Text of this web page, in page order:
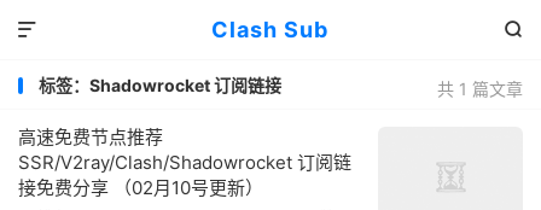
Clash Sub 

共 1 篇文章
标签：Shadowrocket 订阅链接
高速免费节点推荐
SSR/V2ray/Clash/Shadowrocket 订阅链
接免费分享 （02月10号更新）